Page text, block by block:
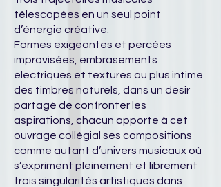
télescopées en un seul point
d’énergie créative.
Formes exigeantes et percées
improvisées, embrasements
électriques et textures au plus intime
des timbres naturels, dans un désir
partagé de confronter les
aspirations, chacun apporte à cet
ouvrage collégial ses compositions
comme autant d’univers musicaux où
s’expriment pleinement et librement
trois singularités artistiques dans